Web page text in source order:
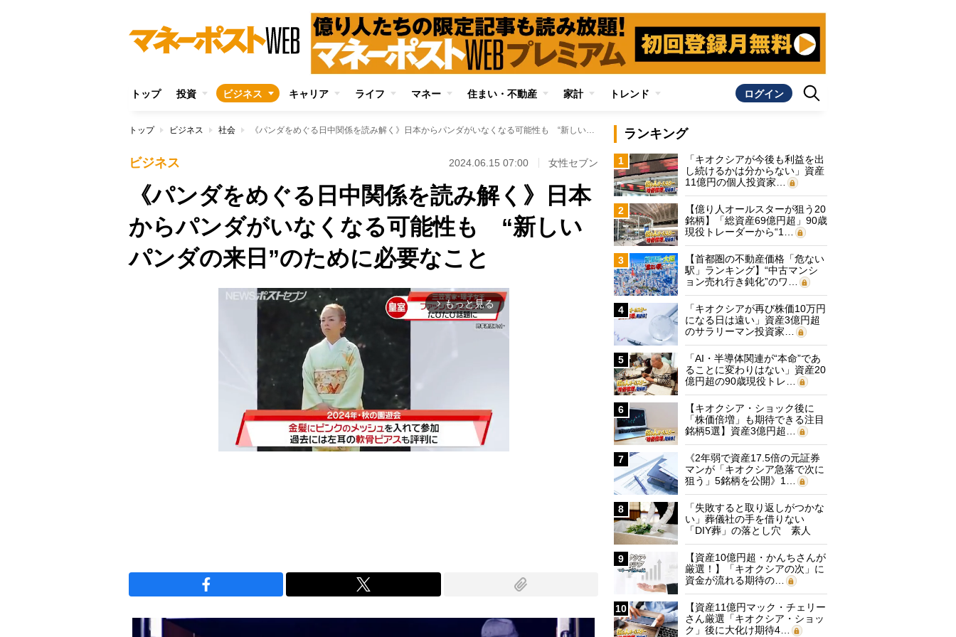
トップ 投資 ビジネス キャリア ライフ マネー 住まい・不動産 家計 トレンド ログイン
トップ ビジネス 社会 《パンダをめぐる日中関係を読み解く》日本からパンダがいなくなる可能性も “新しいパンダの来日”のために必要なこと
ビジネス 2024.06.15 07:00 女性セブン
《パンダをめぐる日中関係を読み解く》日本
からパンダがいなくなる可能性も “新しい
パンダの来日”のために必要なこと
arrow_forward_ios もっと見る
ランキング
1
「キオクシアが今後も利益を出
し続けるかは分からない」資産
11億円の個人投資家…
2
【億り人オールスターが狙う20
銘柄】「総資産69億円超」90歳
現役トレーダーから“1…
3
【首都圏の不動産価格「危ない
駅」ランキング】“中古マンシ
ョン売れ行き鈍化”のワ…
4
「キオクシアが再び株価10万円
になる日は遠い」資産3億円超
のサラリーマン投資家…
5
「AI・半導体関連が“本命”であ
ることに変わりはない」資産20
億円超の90歳現役トレ…
6
【キオクシア・ショック後に
「株価倍増」も期待できる注目
銘柄5選】資産3億円超…
7
《2年弱で資産17.5倍の元証券
マンが「キオクシア急落で次に
狙う」5銘柄を公開》1…
8
「失敗すると取り返しがつかな
い」葬儀社の手を借りない
「DIY葬」の落とし穴 素人
に…
9
【資産10億円超・かんちさんが
厳選！】「キオクシアの次」に
資金が流れる期待の…
10
【資産11億円マック・チェリー
さん厳選「キオクシア・ショッ
ク」後に大化け期待4…